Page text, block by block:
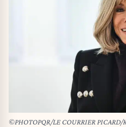
©PHOTOPQR/LE COURRIER PICARD/